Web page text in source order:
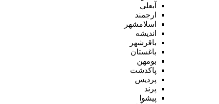
آبعلی
ارجمند
اسلامشهر
اندیشه
باقرشهر
باغستان
بومهن
پاکدشت
پردیس
پرند
پیشوا